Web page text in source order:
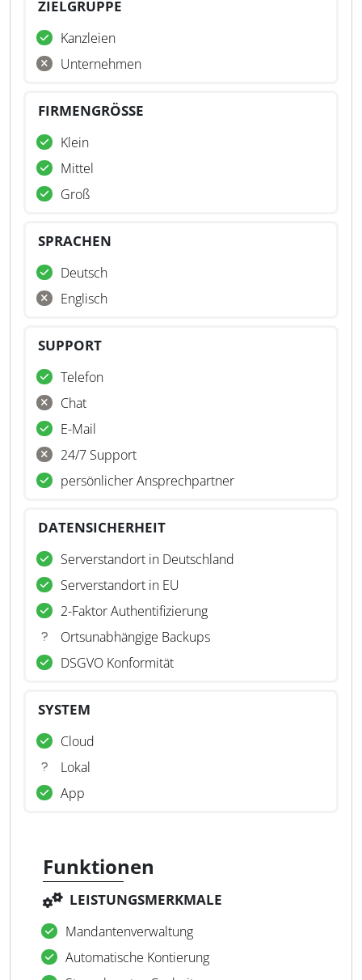
ZIELGRUPPE
Kanzleien
Unternehmen
FIRMENGRÖSSE
Klein
Mittel
Groß
SPRACHEN
Deutsch
Englisch
SUPPORT
Telefon
Chat
E-Mail
24/7 Support
persönlicher Ansprechpartner
DATENSICHERHEIT
Serverstandort in Deutschland
Serverstandort in EU
2-Faktor Authentifizierung
Ortsunabhängige Backups
DSGVO Konformität
SYSTEM
Cloud
Lokal
App
Funktionen
LEISTUNGSMERKMALE
Mandantenverwaltung
Automatische Kontierung